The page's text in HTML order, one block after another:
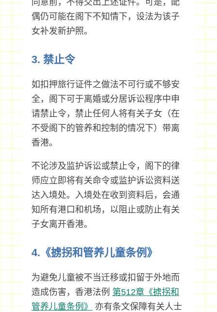
同意前，不得交出上述证件。可是，配
偶仍可能在阁下不知情下，设法为该子
女补发新护照。
3. 禁止令
如扣押旅行证件之做法不可行或不够安
全，阁下可于离婚或分居诉讼程序中申
请禁止令，禁止任何人将有关子女（在
不受阁下的管养和控制的情况下）带离
香港。
不论涉及监护诉讼或禁止令，阁下的律
师应立即将有关命令或监护诉讼资料送
达入境处。入境处在收到资料后，会通
知所有港口和机场，以阻止或防止有关
子女离开香港。
4.《掳拐和管养儿童条例》
为避免儿童被不当迁移或扣留于外地而
造成伤害，香港法例 第512章《掳拐和
管养儿童条例》
亦有条文保障有关人士